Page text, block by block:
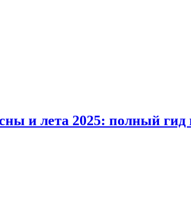
и лета 2025: полный гид